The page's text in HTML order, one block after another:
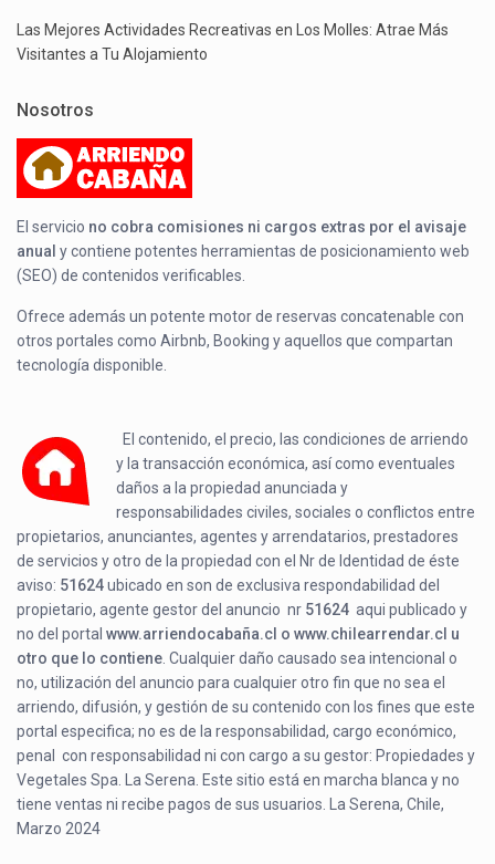
Las Mejores Actividades Recreativas en Los Molles: Atrae Más
Visitantes a Tu Alojamiento
Nosotros
El servicio no cobra comisiones ni cargos extras por el avisaje
anual y contiene potentes herramientas de posicionamiento web
(SEO) de contenidos verificables.
Ofrece además un potente motor de reservas concatenable con
otros portales como Airbnb, Booking y aquellos que compartan
tecnología disponible.
El contenido, el precio, las condiciones de arriendo
y la transacción económica, así como eventuales
daños a la propiedad anunciada y
responsabilidades civiles, sociales o conflictos entre
propietarios, anunciantes, agentes y arrendatarios, prestadores
de servicios y otro de la propiedad con el Nr de Identidad de éste
aviso: 51624ubicado enson de exclusiva respondabilidad del
propietario, agente gestor del anuncio nr 51624 aqui publicado y
no del portalwww.arriendocabaña.cl o www.chilearrendar.cl u
otro que lo contiene . Cualquier daño causado sea intencional o
no, utilización del anuncio para cualquier otro fin que no sea el
arriendo, difusión, y gestión de su contenido con los fines que este
portal especifica; no es de la responsabilidad, cargo económico,
penal con responsabilidad ni con cargo a su gestor: Propiedades y
Vegetales Spa. La Serena. Este sitio está en marcha blanca y no
tiene ventas ni recibe pagos de sus usuarios. La Serena, Chile,
Marzo 2024